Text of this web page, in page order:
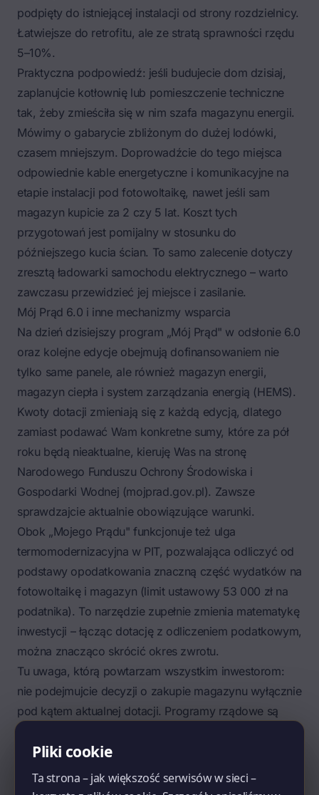
podpięty do istniejącej instalacji od strony rozdzielnicy.
Łatwiejsze do retrofitu, ale ze stratą sprawności rzędu
5–10%.
Praktyczna podpowiedź: jeśli budujecie dom dzisiaj,
zaplanujcie kotłownię lub pomieszczenie techniczne
tak, żeby zmieściła się w nim szafa magazynu energii.
Mówimy o gabarycie zbliżonym do dużej lodówki,
czasem mniejszym. Doprowadźcie do tego miejsca
odpowiednie kable energetyczne i komunikacyjne na
etapie instalacji pod fotowoltaikę, nawet jeśli sam
magazyn kupicie za 2 czy 5 lat. Koszt tych
przygotowań jest pomijalny w stosunku do
późniejszego kucia ścian. To samo zalecenie dotyczy
zresztą ładowarki samochodu elektrycznego – warto
zawczasu przewidzieć jej miejsce i zasilanie.
Mój Prąd 6.0 i inne mechanizmy wsparcia
Na dzień dzisiejszy program „Mój Prąd" w odsłonie 6.0
oraz kolejne edycje obejmują dofinansowaniem nie
tylko same panele, ale również magazyn energii,
magazyn ciepła i system zarządzania energią (HEMS).
Kwoty dotacji zmieniają się z każdą edycją, dlatego
zamiast podawać Wam konkretne sumy, które za pół
roku będą nieaktualne, kieruję Was na stronę
Narodowego Funduszu Ochrony Środowiska i
Gospodarki Wodnej (mojprad.gov.pl). Zawsze
sprawdzajcie aktualnie obowiązujące warunki.
Obok „Mojego Prądu" funkcjonuje też ulga
termomodernizacyjna w PIT, pozwalająca odliczyć od
podstawy opodatkowania znaczną część wydatków na
fotowoltaikę i magazyn (limit ustawowy 53 000 zł na
podatnika). To narzędzie zupełnie zmienia matematykę
inwestycji – łącząc dotację z odliczeniem podatkowym,
można znacząco skrócić okres zwrotu.
Tu uwaga, którą powtarzam wszystkim inwestorom:
nie podejmujcie decyzji o zakupie magazynu wyłącznie
pod kątem aktualnej dotacji. Programy rządowe są
opłacalność w wersji bez dotacji jako scenariusz
bazowy, a dotację traktujcie jako bonus
przyspieszający zwrot.
Pliki cookie
Ta strona – jak większość serwisów w sieci –